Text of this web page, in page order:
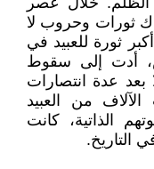
ثورات وحروب لا
ثورة للعبيد في
أدت إلى سقوط
بعد عدة انتصارات
الآلاف من العبيد
الذاتية، كانت
التاريخ.